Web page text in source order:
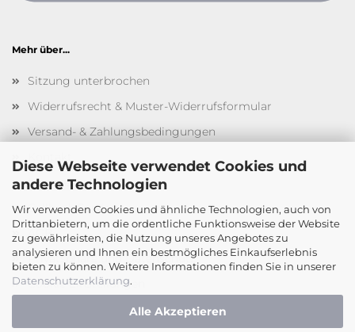
Diese Webseite verwendet Cookies und
andere Technologien
Wir verwenden Cookies und ähnliche Technologien, auch von
Drittanbietern, um die ordentliche Funktionsweise der Website
zu gewährleisten, die Nutzung unseres Angebotes zu
analysieren und Ihnen ein bestmögliches Einkaufserlebnis
bieten zu können. Weitere Informationen finden Sie in unserer
Datenschutzerklärung.
Alle Akzeptieren
Mehr über...
Sitzung unterbrochen
Widerrufsrecht & Muster-Widerrufsformular
Versand- & Zahlungsbedingungen
Impressum
Callback Service
AGB
Privatsphäre und Datenschutz
Cookie Einstellungen